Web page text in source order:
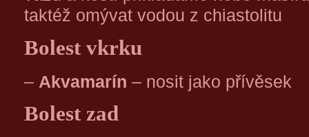
taktéž omývat vodou z chiastolitu
Bolest vkrku
– Akvamarín – nosit jako přívěsek
Bolest zad